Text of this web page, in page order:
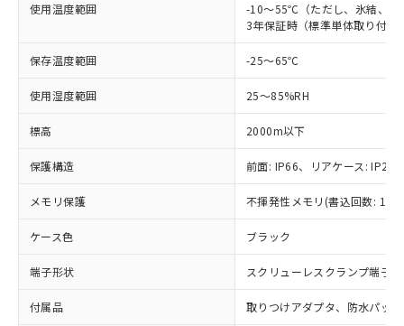
使用温度範囲
-10～55℃（ただし、氷結、結
3年保証時（標準単体取り付
保存温度範囲 -25～65℃
使用湿度範囲 25～85%RH
標高 2000m以下
保護構造 前面: IP66、リアケース: IP20
メモリ保護 不揮発性メモリ(書込回数: 100
ケース色 ブラック
端子形状 スクリューレスクランプ端子台
付属品 取りつけアダプタ、防水パッ
ご利用条件
以下の条件をお読みいただき、同意のうえ
対応済み：EU RoHS指令（10物質）の
非含有に対応した製品が提供可能な商品で
す。
対応予定：EU RoHS指令（10物質）の非含
有に対応した製品に切り替える予定のある
対応予定なし：EU RoHS指令（10物質）の